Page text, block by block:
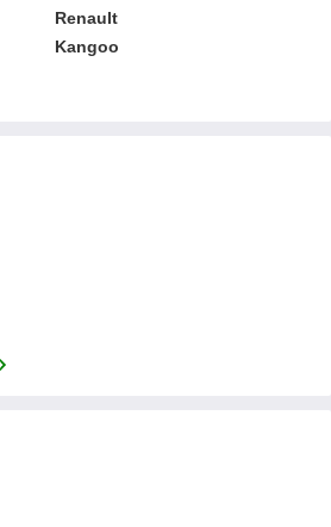
Renault
Kangoo